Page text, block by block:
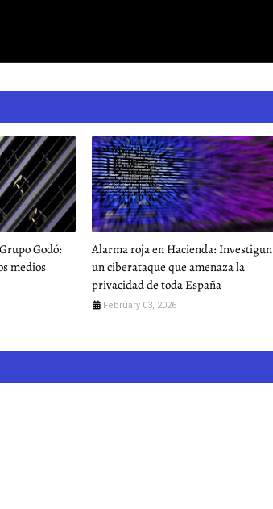
Godó:
medios
Alarma roja en Hacienda: Investigun
un ciberataque que amenaza la
privacidad de toda España
February 03, 2026